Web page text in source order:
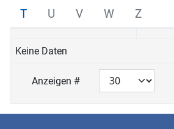
T
U V W Z
Anzeigen #
Keine Daten